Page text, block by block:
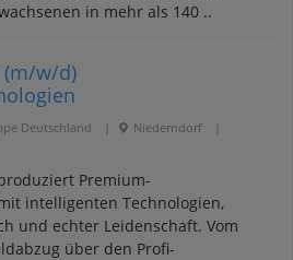
in mehr als 140 ..
(m/w/d)
Deutschland Niederndorf
Premium-
intelligenten Technologien,
und echter Leidenschaft. Vom
über den Profi-